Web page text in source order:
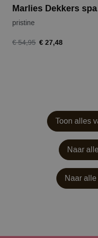
pristine
€ 54,95 € 27,48
Toon alles
Naar
Naar alle